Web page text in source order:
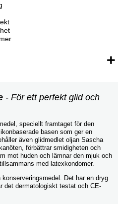
- För ett perfekt glid och
speciellt framtaget för den
basen som ger en
även glidmedlet oljan Sascha
förbättrar smidigheten och
mot huden och lämnar den mjuk och
med latexkondomer.
Det har en dryg
det dermatologiskt testat och CE-